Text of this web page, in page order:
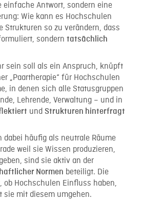
einfache Antwort, sondern eine
Wie kann es Hochschulen
Strukturen so zu verändern, dass
sondern tatsächlich
sein soll als ein Anspruch, knüpft
„Paartherapie“ für Hochschulen
in denen sich alle Statusgruppen
Lehrende, Verwaltung – und in
und Strukturen hinterfragt
dabei häufig als neutrale Räume
weil sie Wissen produzieren,
sind sie aktiv an der
Normen beteiligt. Die
ob Hochschulen Einfluss haben,
sie mit diesem umgehen.